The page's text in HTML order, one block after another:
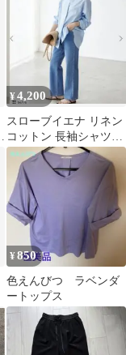
¥4,200
スローブイエナ リネン
コットン 長袖シャツ
24SS オーバーシャツ
水色
¥850
色えんびつ ラベンダ
ートップス